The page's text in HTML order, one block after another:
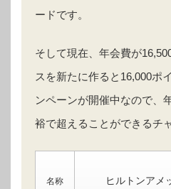
ードです。
そして現在、年会費が
スを新たに作ると16,000ポ
ンペーンが開催中なので、
裕で超えることができるチ
名称 ヒルトンアメ